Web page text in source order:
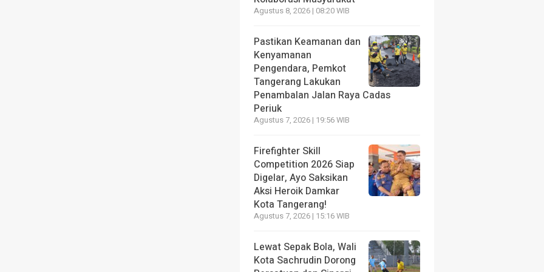
Agustus 8, 2026 | 08:20 WIB
Pastikan Keamanan dan
Kenyamanan
Pengendara, Pemkot
Tangerang Lakukan
Penambalan Jalan Raya Cadas
Periuk
Agustus 7, 2026 | 19:56 WIB
Firefighter Skill
Competition 2026 Siap
Digelar, Ayo Saksikan
Aksi Heroik Damkar
Kota Tangerang!
Agustus 7, 2026 | 15:16 WIB
Lewat Sepak Bola, Wali
Kota Sachrudin Dorong